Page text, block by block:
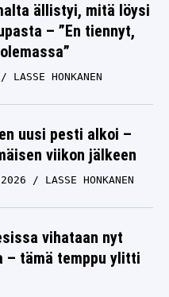
ällistyi, mitä löysi
– ”En tiennyt,
LASSE HONKANEN
uusi pesti alkoi –
viikon jälkeen
LASSE HONKANEN
vihataan nyt
– tämä temppu ylitti